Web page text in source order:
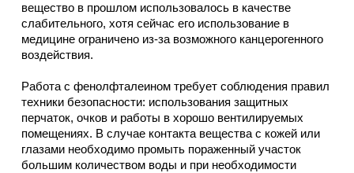
вещество в прошлом использовалось в качестве
слабительного, хотя сейчас его использование в
медицине ограничено из-за возможного канцерогенного
воздействия.
Работа с фенолфталеином требует соблюдения правил
техники безопасности: использования защитных
перчаток, очков и работы в хорошо вентилируемых
помещениях. В случае контакта вещества с кожей или
глазами необходимо промыть пораженный участок
большим количеством воды и при необходимости